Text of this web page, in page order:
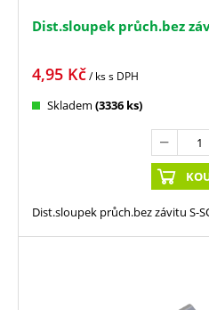
Dist.sloupek průch.bez
4,95 Kč/ kss DPH
Skladem (3336 ks)
Dist.sloupek průch.bez závitu S-